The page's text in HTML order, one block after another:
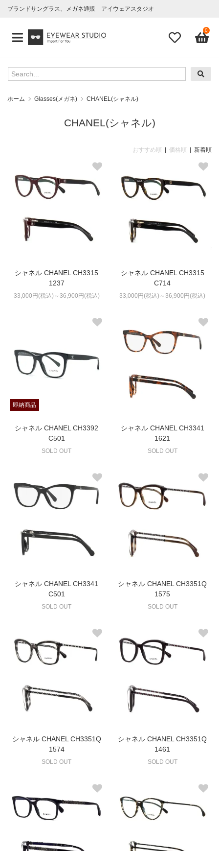
ブランドサングラス、メガネ通販 アイウェアスタジオ
0
ホーム Glasses(メガネ) CHANEL(シャネル)
CHANEL(シャネル)
おすすめ順 価格順 | 新着順
シャネル CHANEL CH3315
1237
33,000円(税込)～36,900円(税込)
シャネル CHANEL CH3315
C714
33,000円(税込)～36,900円(税込)
即納商品
シャネル CHANEL CH3392
C501
SOLD OUT
シャネル CHANEL CH3341
1621
SOLD OUT
シャネル CHANEL CH3341
C501
SOLD OUT
シャネル CHANEL CH3351Q
1575
SOLD OUT
シャネル CHANEL CH3351Q
1574
SOLD OUT
シャネル CHANEL CH3351Q
1461
SOLD OUT